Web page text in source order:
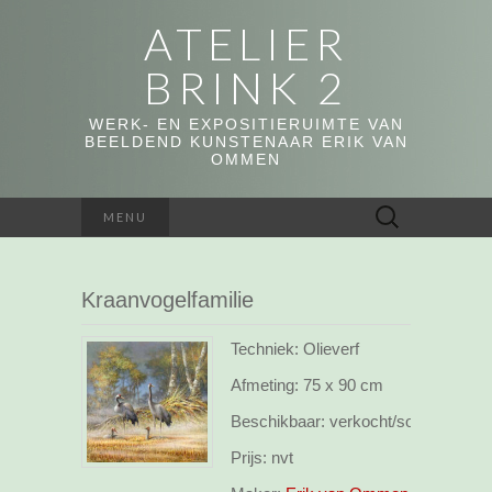
ATELIER
BRINK 2
WERK- EN EXPOSITIERUIMTE VAN
BEELDEND KUNSTENAAR ERIK VAN
OMMEN
MENU
Zoeken
naar:
Kraanvogelfamilie
Techniek: Olieverf
Afmeting: 75 x 90 cm
Beschikbaar: verkocht/sold
Prijs: nvt